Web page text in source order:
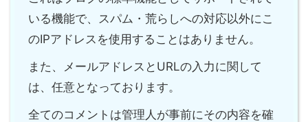
いる機能で、スパム・荒らしへの対応以外にこ
のIPアドレスを使用することはありません。
また、メールアドレスとURLの入力に関して
は、任意となっております。
全てのコメントは管理人が事前にその内容を確